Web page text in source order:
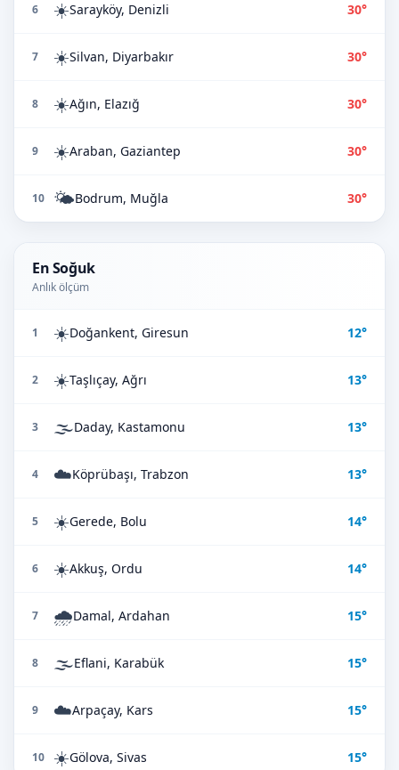
6 ☀️Sarayköy, Denizli 30°
7 ☀️Silvan, Diyarbakır 30°
8 ☀️Ağın, Elazığ 30°
9 ☀️Araban, Gaziantep 30°
10 🌤️Bodrum, Muğla 30°
En Soğuk
Anlık ölçüm
1 ☀️Doğankent, Giresun 12°
2 ☀️Taşlıçay, Ağrı 13°
3 🌫️Daday, Kastamonu 13°
4 ☁️Köprübaşı, Trabzon 13°
5 ☀️Gerede, Bolu 14°
6 ☀️Akkuş, Ordu 14°
7 🌧️Damal, Ardahan 15°
8 🌫️Eflani, Karabük 15°
9 ☁️Arpaçay, Kars 15°
10 ☀️Gölova, Sivas 15°